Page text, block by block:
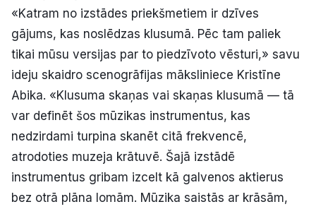
Par mums
Kontakti
Ziņo redakcijai
Facebook Instagram YouTube
E-avīze Abonē
«Katram no izstādes priekšmetiem ir dzīves
gājums, kas noslēdzas klusumā. Pēc tam paliek
tikai mūsu versijas par to piedzīvoto vēsturi,» savu
ideju skaidro scenogrāfijas māksliniece Kristīne
Abika. «Klusuma skaņas vai skaņas klusumā — tā
var definēt šos mūzikas instrumentus, kas
nedzirdami turpina skanēt citā frekvencē,
atrodoties muzeja krātuvē. Šajā izstādē
instrumentus gribam izcelt kā galvenos aktierus
bez otrā plāna lomām. Mūzika saistās ar krāsām,